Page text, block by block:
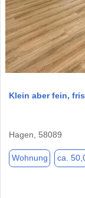
Klein aber fein,
Hagen, 58089
Wohnung ca.